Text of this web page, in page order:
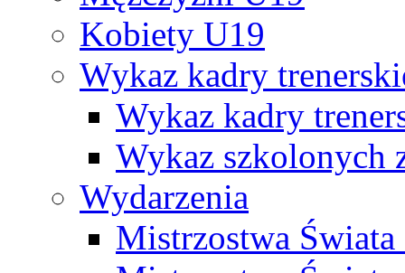
Kobiety U19
Wykaz kadry
Wykaz kadry
Wykaz szkolonych
Wydarzenia
Mistrzostwa